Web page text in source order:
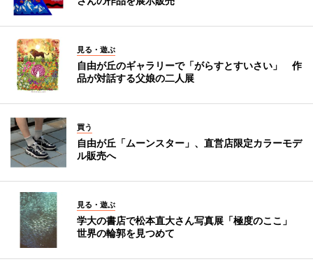
見る・遊ぶ
自由が丘のギャラリーで「がらすとすいさい」 作
品が対話する父娘の二人展
買う
自由が丘「ムーンスター」、直営店限定カラーモデ
ル販売へ
見る・遊ぶ
学大の書店で松本直大さん写真展「極度のここ」
世界の輪郭を見つめて